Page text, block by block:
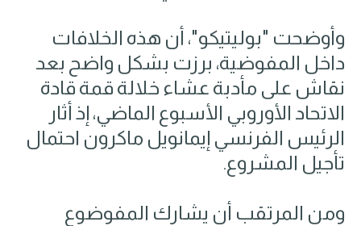
وأوضحت "بوليتيكو"، أن هذه الخلافات
داخل المفوضية، برزت بشكل واضح بعد
نقاش على مأدبة عشاء خلالة قمة قادة
الاتحاد الأوروبي الأسبوع الماضي، إذ أثار
الرئيس الفرنسي إيمانويل ماكرون احتمال
تأجيل المشروع.
ومن المرتقب أن يشارك المفوضوع